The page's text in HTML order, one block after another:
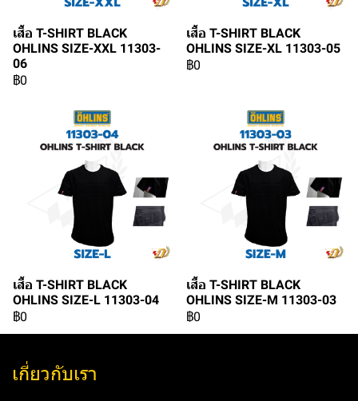
เสื้อ T-SHIRT BLACK
OHLINS SIZE-XXL 11303-
06
฿0
เสื้อ T-SHIRT BLACK
OHLINS SIZE-XL 11303-05
฿0
เสื้อ T-SHIRT BLACK
OHLINS SIZE-L 11303-04
฿0
เสื้อ T-SHIRT BLACK
OHLINS SIZE-M 11303-03
฿0
เกี่ยวกับเรา